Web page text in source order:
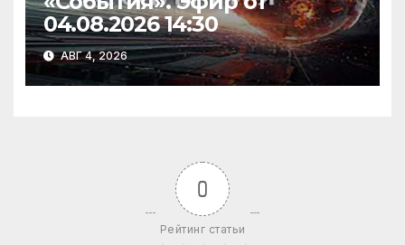
04.08.2026 14:30
АВГ 4, 2026
0
Рейтинг статьи